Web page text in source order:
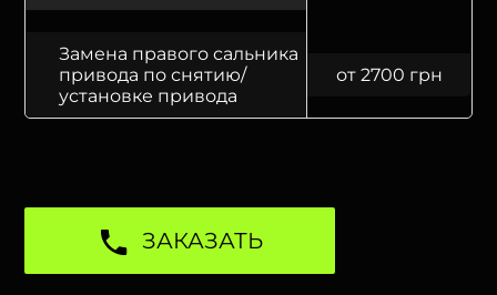
Замена правого сальника
привода по снятию/
установке привода
от 2700 грн
ЗАКАЗАТЬ